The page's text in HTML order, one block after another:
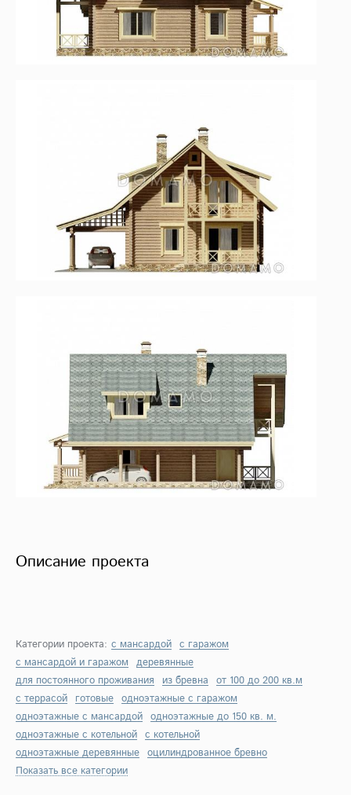
Описание проекта
Категории проекта: с мансардой с гаражом
с мансардой и гаражом деревянные
для постоянного проживания
из бревна от 100 до 200 кв.м
с террасой готовые одноэтажные с гаражом
одноэтажные с мансардой одноэтажные до 150 кв. м.
одноэтажные с котельной с котельной
одноэтажные деревянные оцилиндрованное бревно
Показать все категории